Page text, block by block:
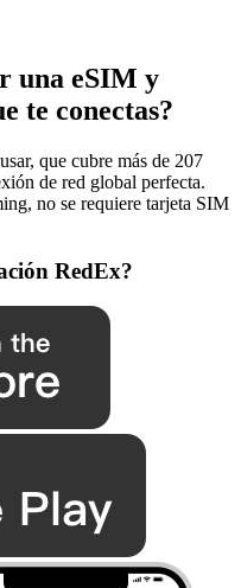
una eSIM y
te conectas?
que cubre más de 207
de red global perfecta.
no se requiere tarjeta SIM
RedEx?